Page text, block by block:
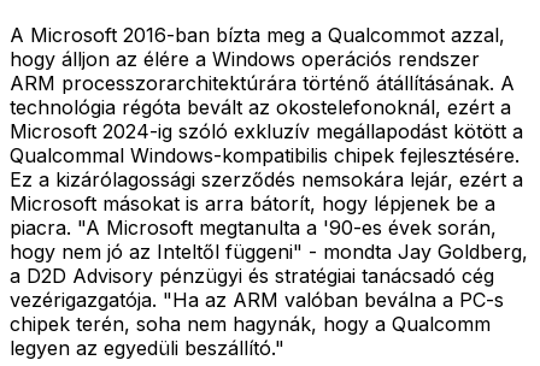
A Microsoft 2016-ban bízta meg a Qualcommot azzal,
hogy álljon az élére a Windows operációs rendszer
ARM processzorarchitektúrára történő átállításának. A
technológia régóta bevált az okostelefonoknál, ezért a
Microsoft 2024-ig szóló exkluzív megállapodást kötött a
Qualcommal Windows-kompatibilis chipek fejlesztésére.
Ez a kizárólagossági szerződés nemsokára lejár, ezért a
Microsoft másokat is arra bátorít, hogy lépjenek be a
piacra. "A Microsoft megtanulta a '90-es évek során,
hogy nem jó az Inteltől függeni" - mondta Jay Goldberg,
a D2D Advisory pénzügyi és stratégiai tanácsadó cég
vezérigazgatója. "Ha az ARM valóban beválna a PC-s
chipek terén, soha nem hagynák, hogy a Qualcomm
legyen az egyedüli beszállító."